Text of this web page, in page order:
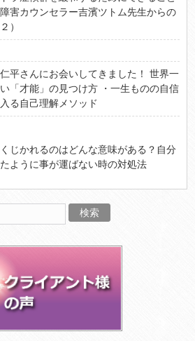
害カウンセラー吉濱ツトム先生からの
）
平さんにお会いしてきました！ 世界一
「才能」の見つけ方 ・一生ものの自信
る自己理解メソッド
じかれるのはどんな意味がある？自分
ように事が運ばない時の対処法